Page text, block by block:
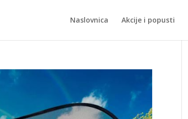
Naslovnica Akcije i popusti